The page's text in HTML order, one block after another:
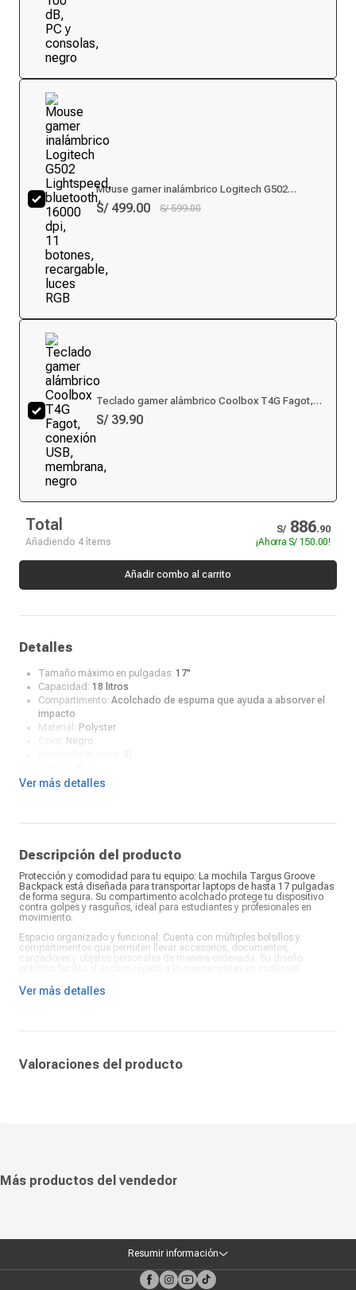
Mouse gamer inalámbrico Logitech G502
Lightspeed, bluetooth, 16000 dpi, 11 botones,
recargable, luces RGB
S/ 499.00 S/ 599.00
Teclado gamer alámbrico Coolbox T4G Fagot,
conexión USB, membrana, negro
S/ 39.90
Total S/ 886.90
Añadiendo 4 ítems
¡AhorraS/ 150.00!
Añadir combo al carrito
Detalles
Tamaño máximo en pulgadas: 17"
Capacidad: 18 litros
Compartimento: Acolchado de espuma que ayuda a absorver el
impacto
Material: Polyster
Negro
Ver más detalles
Descripción del producto
Protección y comodidad para tu equipo: La mochila Targus Groove
Backpack está diseñada para transportar laptops de hasta 17 pulgadas
de forma segura. Su compartimento acolchado protege tu dispositivo
contra golpes y rasguños, ideal para estudiantes y profesionales en
movimiento.
Espacio organizado y funcional: Cuenta con múltiples bolsillos y
compartimentos que permiten llevar accesorios, documentos,
cargadores y objetos personales de manera ordenada. Su diseño
durante todo el día, convirtiéndola en una opción confiable para trabajo,
Ver más detalles
Valoraciones del producto
Más productos del vendedor
Resumir información